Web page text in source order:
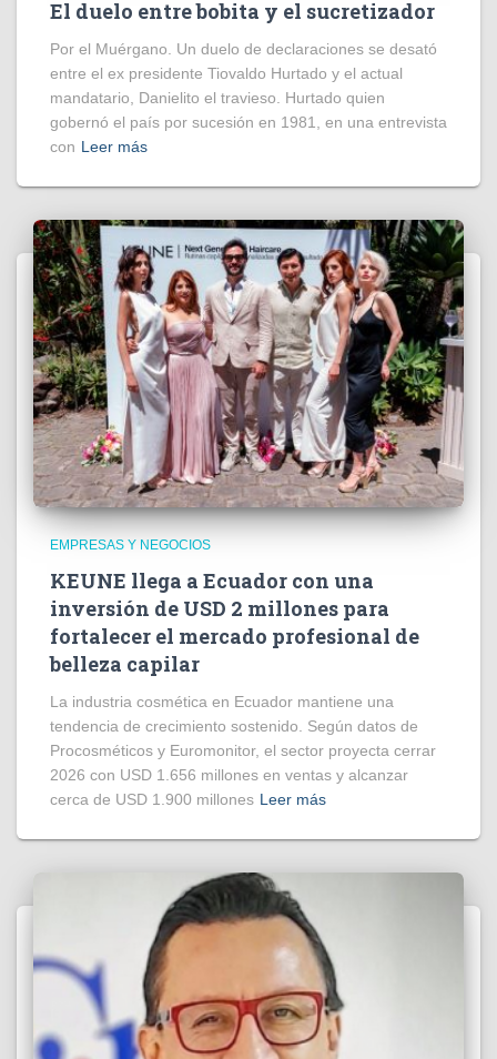
El duelo entre bobita y el sucretizador
Por el Muérgano. Un duelo de declaraciones se desató
entre el ex presidente Tiovaldo Hurtado y el actual
mandatario, Danielito el travieso. Hurtado quien
gobernó el país por sucesión en 1981, en una entrevista
con Leer más
EMPRESAS Y NEGOCIOS
KEUNE llega a Ecuador con una
inversión de USD 2 millones para
fortalecer el mercado profesional de
belleza capilar
La industria cosmética en Ecuador mantiene una
tendencia de crecimiento sostenido. Según datos de
Procosméticos y Euromonitor, el sector proyecta cerrar
2026 con USD 1.656 millones en ventas y alcanzar
cerca de USD 1.900 millones Leer más